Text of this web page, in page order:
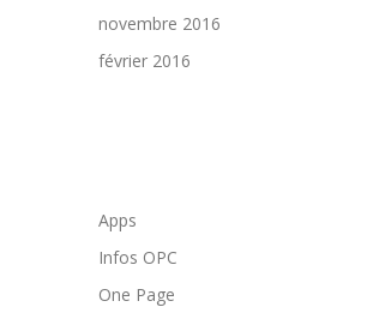
novembre 2016
février 2016
Apps
Infos OPC
One Page